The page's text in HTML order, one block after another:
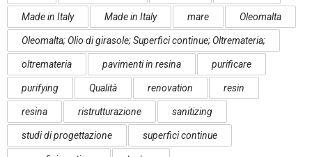
Made in Italy Made in Italy mare Oleomalta
Oleomalta; Olio di girasole; Superfici continue; Oltremateria;
oltremateria pavimenti in resina purificare
purifying Qualità renovation resin
resina ristrutturazione sanitizing
studi di progettazione superfici continue